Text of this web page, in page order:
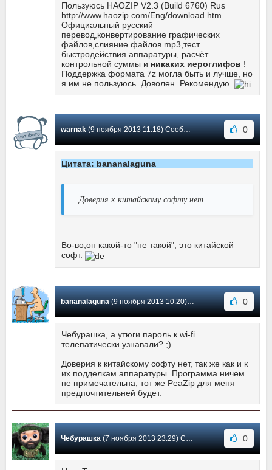
Пользуюсь HAOZIP V2.3 (Build 6760) Rus
http://www.haozip.com/Eng/download.htm
Официальный русский
перевод,конвертирование графических
файлов,слияние файлов mp3,тест
быстродействия аппаратуры, расчёт
контрольной суммы и никаких иероглифов !
Поддержка формата 7z могла быть и лучше, но
я им не пользуюсь. Доволен. Рекомендую.
warnak(9 ноября 2013 11:18) Сообщение #183 0
Цитата: bananalaguna
Доверия к китайскому софту нет
Во-во,он какой-то "не такой", это китайской
софт.
bananalaguna(9 ноября 2013 10:20) Сообщение #182 0
Чебурашка, а утюги пароль к wi-fi
телепатически узнавали? ;)
Доверия к китайскому софту нет, так же как и к
их подделкам аппаратуры. Программа ничем
не примечательна, тот же PeaZip для меня
предпочтительней будет.
Чебурашка(7 ноября 2013 23:29) Сообщение #181 0